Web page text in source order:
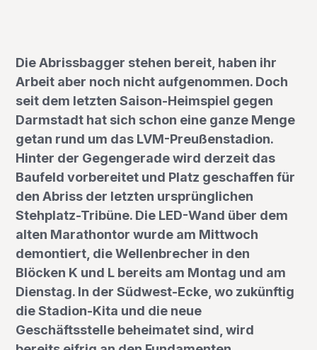
Die Abrissbagger stehen bereit, haben ihr
Arbeit aber noch nicht aufgenommen. Doch
seit dem letzten Saison-Heimspiel gegen
Darmstadt hat sich schon eine ganze Menge
getan rund um das LVM-Preußenstadion.
Hinter der Gegengerade wird derzeit das
Baufeld vorbereitet und Platz geschaffen für
den Abriss der letzten ursprünglichen
Stehplatz-Tribüne. Die LED-Wand über dem
alten Marathontor wurde am Mittwoch
demontiert, die Wellenbrecher in den
Blöcken K und L bereits am Montag und am
Dienstag. In der Südwest-Ecke, wo zukünftig
die Stadion-Kita und die neue
Geschäftsstelle beheimatet sind, wird